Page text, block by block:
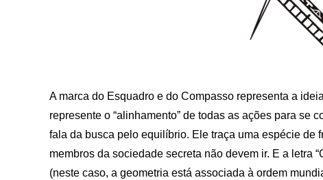
A marca do Esquadro e do Compasso representa a
represente o “alinhamento” de todas as ações para se
fala da busca pelo equilíbrio. Ele traça uma espécie
membros da sociedade secreta não devem ir. E a letra
(neste caso, a geometria está associada à ordem